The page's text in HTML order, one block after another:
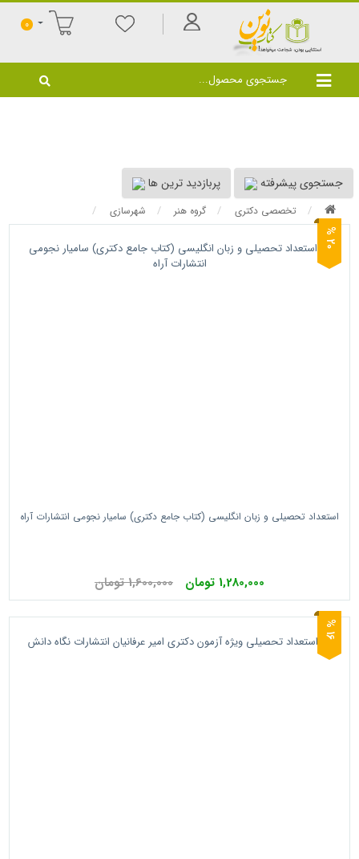
0
جستجوی پیشرفته پربازدید ترین ها
تخصصی دکتری گروه هنر شهرسازی
استعداد تحصیلی و زبان انگلیسی (کتاب جامع دکتری) سامیار نجومی انتشارات آراه
1,280,000 تومان 1,600,000 تومان
2
0
%
1
6
%